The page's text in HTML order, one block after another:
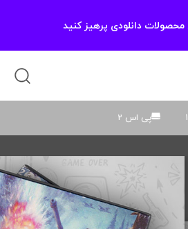
دانلودی پرهیز کنید
پی اس 2